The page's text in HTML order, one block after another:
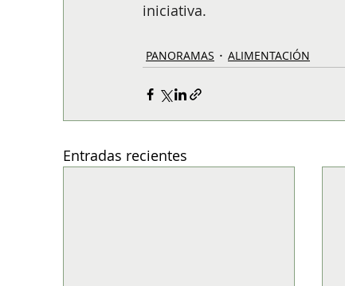
iniciativa.
PANORAMAS ALIMENTACIÓN
Entradas recientes